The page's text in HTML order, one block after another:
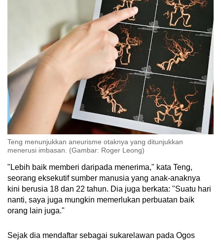
Teng menunjukkan aneurisme otaknya yang ditunjukkan
menerusi imbasan. (Gambar: Roger Leong)
"Lebih baik memberi daripada menerima," kata Teng,
seorang eksekutif sumber manusia yang anak-anaknya
kini berusia 18 dan 22 tahun. Dia juga berkata: "Suatu hari
nanti, saya juga mungkin memerlukan perbuatan baik
orang lain juga."
Sejak dia mendaftar sebagai sukarelawan pada Ogos